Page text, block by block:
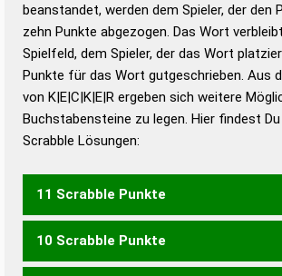
Duden –
Duden – Richtiges
Deutsch
Duden – Die
Duden – Deutsches
beanstandet, werden dem Spieler, der den
zehn Punkte abgezogen. Das Wort
Spielfeld, dem Spieler, der das Wort
Punkte für das Wort gutgeschrieben. Aus
von K|E|C|K|E|R ergeben sich weitere
Buchstabensteine zu legen. Hier findest
Scrabble Lösungen:
11 Scrabble Punkte
CREEK RECKE
10 Scrabble Punkte